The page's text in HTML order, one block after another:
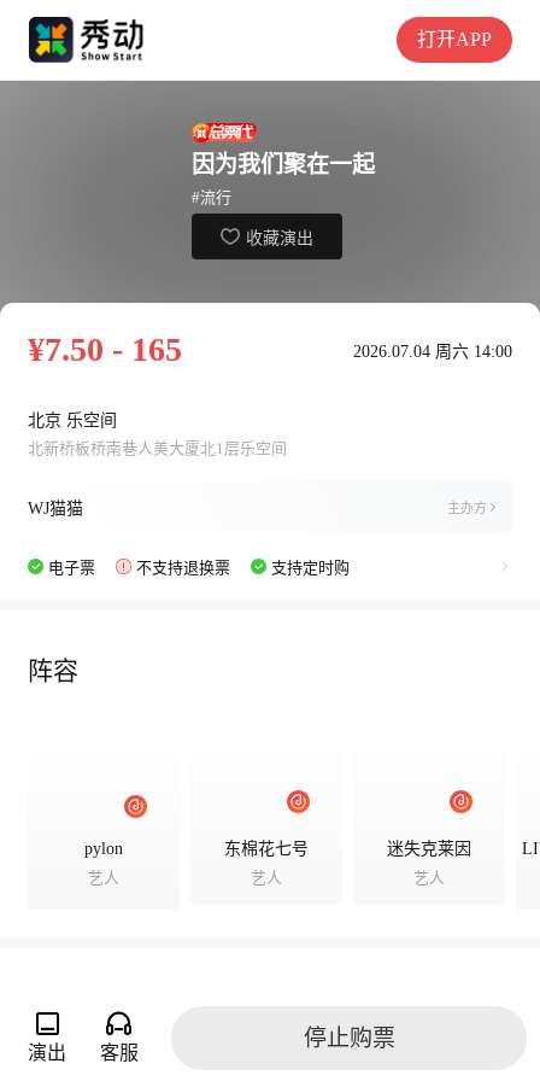
打开APP
因为我们聚在一起
#流行
收藏演出
¥7.50 - 165 2026.07.04 周六 14:00
北京 乐空间
北新桥板桥南巷人美大厦北1层乐空间
WJ猫猫 主办方
电子票 不支持退换票 支持定时购
阵容
pylon
艺人
东棉花七号
艺人
迷失克莱因
艺人
演出相册
演出 客服
停止购票